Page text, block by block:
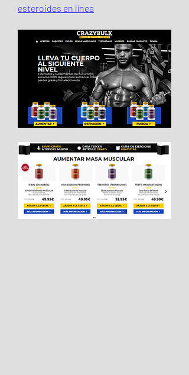
esteroides en línea